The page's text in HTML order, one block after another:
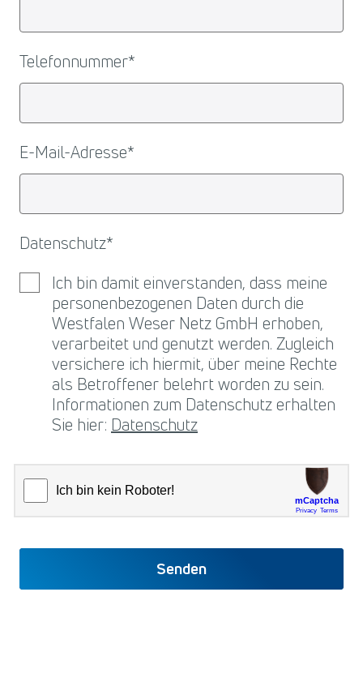
Telefonnummer*
E-Mail-Adresse*
Datenschutz*
Ich bin damit einverstanden, dass meine
personenbezogenen Daten durch die
Westfalen Weser Netz GmbH erhoben,
verarbeitet und genutzt werden. Zugleich
versichere ich hiermit, über meine Rechte
als Betroffener belehrt worden zu sein.
Informationen zum Datenschutz erhalten
Sie hier: Datenschutz
Senden